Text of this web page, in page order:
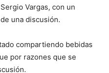
Vargas, con un
una discusión.
compartiendo bebidas
por razones que se